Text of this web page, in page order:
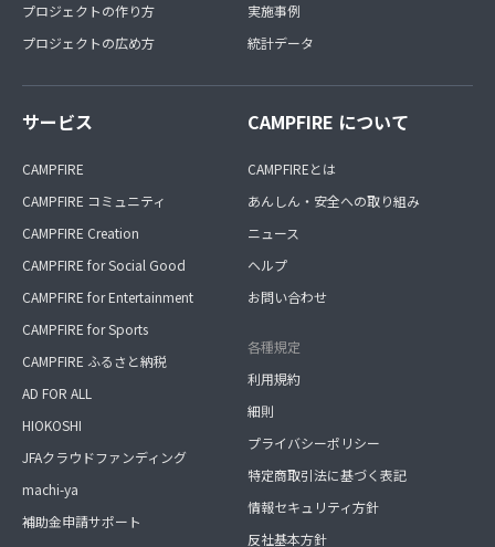
プロジェクトの作り方
プロジェクトの広め方
実施事例
統計データ
サービス
CAMPFIRE
CAMPFIRE コミュニティ
CAMPFIRE Creation
CAMPFIRE for Social Good
CAMPFIRE for Entertainment
CAMPFIRE for Sports
CAMPFIRE ふるさと納税
AD FOR ALL
HIOKOSHI
JFAクラウドファンディング
machi-ya
補助金申請サポート
CAMPFIRE について
CAMPFIREとは
あんしん・安全への取り組み
ニュース
ヘルプ
お問い合わせ
各種規定
利用規約
細則
プライバシーポリシー
特定商取引法に基づく表記
情報セキュリティ方針
反社基本方針